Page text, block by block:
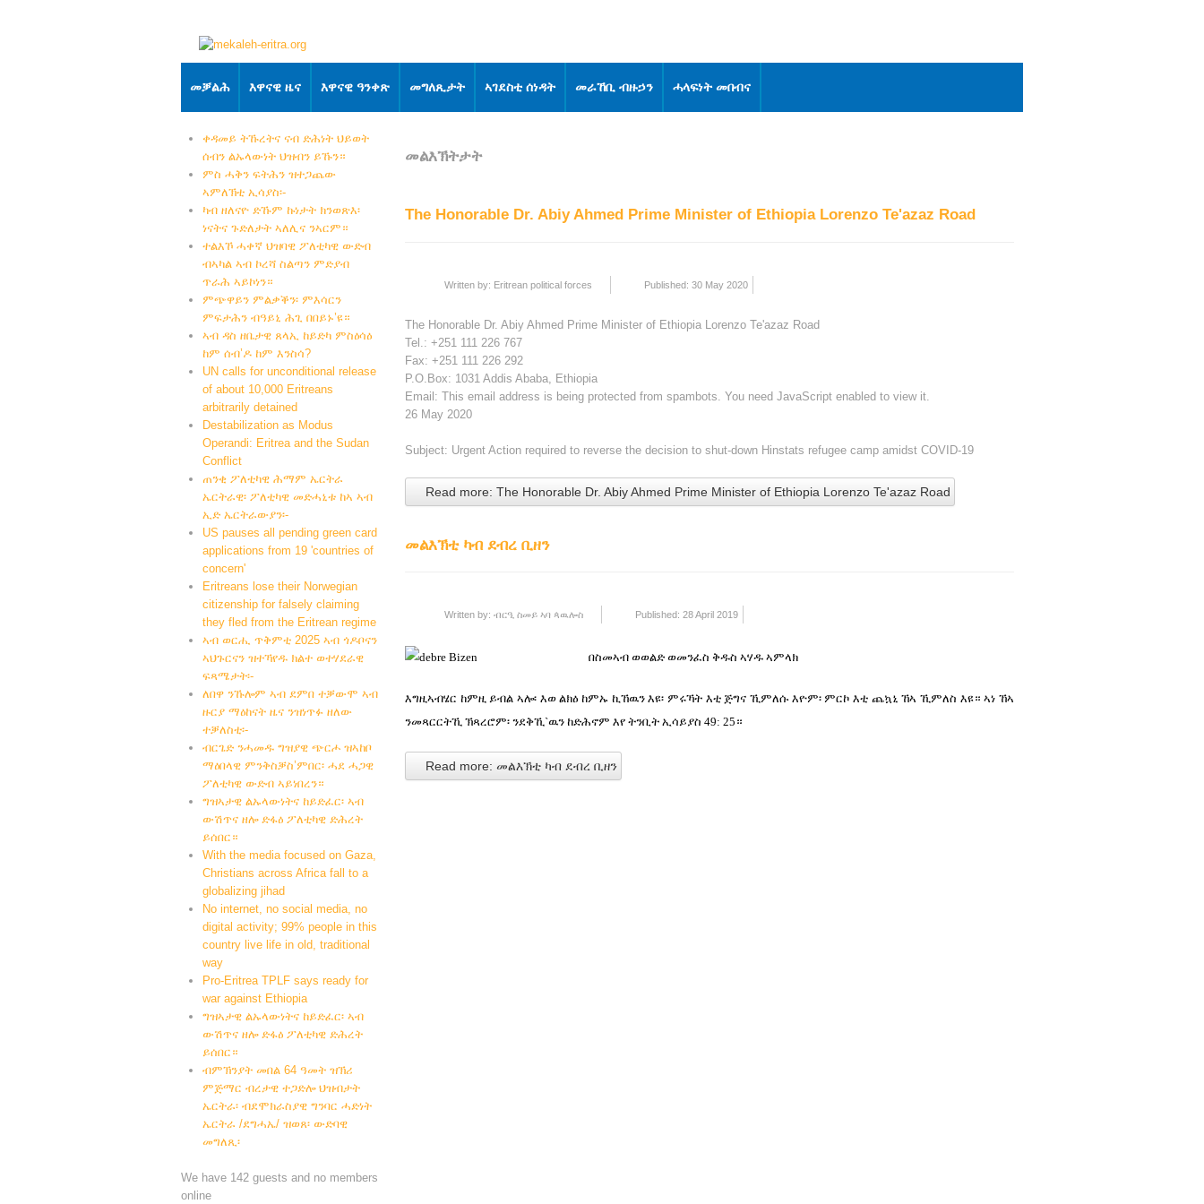
መቓልሕ እዋናዊ ዜና እዋናዊ ዓንቀጽ መግለጺታት ኣገደስቲ ሰነዳት መራኸቢ ብዙኃን ሓላፍነት መበብና
ቀዳመይ ትኹረትና ናብ ድሕነት ህይወት
ሰብን ልኡላውነት ህዝብን ይኹን።
ምስ ሓቅን ፍትሕን ዝተጋጨው
ኣምለኽቲ ኢሳያስ፡-
ካብ ዘለናዮ ድኹም ኩነታት ክንወጽእ፡
ነናትና ጉድለታት ኣለሊና ንኣርም።
ተልእኾ ሓቀኛ ህዝባዊ ፖለቲካዊ ውድብ
ብኣካል ኣብ ኮረሻ ስልጣን ምድያብ
ጥራሕ ኣይኮነን።
ምጭዋይን ምልቃቕን፡ ምእሳርን
ምፍታሕን ብዓይኒ ሕጊ በበይኑ’ዩ።
ኣብ ዳስ ዘቤታዊ ጸላኢ ከይድካ ምስዕሳዕ
ከም ሰብ’ዶ ከም እንስሳ?
UN calls for unconditional release
of about 10,000 Eritreans
arbitrarily detained
Destabilization as Modus
Operandi: Eritrea and the Sudan
Conflict
ጠንቂ ፖለቲካዊ ሕማም ኤርትራ
ኤርትራዊ፡ ፖለቲካዊ መድሓኒቱ ከኣ ኣብ
ኢድ ኤርትራውያን፡-
US pauses all pending green card
applications from 19 'countries of
concern'
Eritreans lose their Norwegian
citizenship for falsely claiming
they fled from the Eritrean regime
ኣብ ወርሒ ጥቅምቲ 2025 ኣብ ጎዶቦናን
ኣህጉርናን ዝተኻየዱ ክልተ ወተሃደራዊ
ፍጻሜታት፡-
ለበዋ ንኹሎም ኣብ ደምበ ተቓውሞ ኣብ
ዙርያ ማዕከናት ዜና ንዝነጥፉ ዘለው
ተቓለስቲ፡-
ብርጌድ ንሓመዱ ግዝያዊ ጭርሖ ዝኣከቦ
ማዕበላዊ ምንቅስቓስ’ምበር፡ ሓደ ሓጋዊ
ፖለቲካዊ ውድብ ኣይነበረን።
ግዝኣታዊ ልኡላውነትና ከይድፈር፡ ኣብ
ውሽጥና ዘሎ ድፋዕ ፖለቲካዊ ድሕረት
ይሰበር።
With the media focused on Gaza,
Christians across Africa fall to a
globalizing jihad
No internet, no social media, no
digital activity; 99% people in this
country live life in old, traditional
way
Pro-Eritrea TPLF says ready for
war against Ethiopia
ግዝኣታዊ ልኡላውነትና ከይድፈር፡ ኣብ
ውሽጥና ዘሎ ድፋዕ ፖለቲካዊ ድሕረት
ይሰበር።
ብምኽንያት መበል 64 ዓመት ዝኽሪ
ምጅማር ብረታዊ ተጋድሎ ህዝብታት
ኤርትራ፡ ብደሞክራስያዊ ግንባር ሓድነት
ኤርትራ /ደግሓኤ/ ዝወጸ፡ ውድባዊ
መግለጺ፡
We have 142 guests and no members
online
መልእኽትታት
The Honorable Dr. Abiy Ahmed Prime Minister of Ethiopia Lorenzo Te'azaz Road
Written by: Eritrean political forces Published: 30 May 2020
The Honorable Dr. Abiy Ahmed Prime Minister of Ethiopia Lorenzo Te'azaz Road
Tel.: +251 111 226 767
Fax: +251 111 226 292
P.O.Box: 1031 Addis Ababa, Ethiopia
Email: This email address is being protected from spambots. You need JavaScript enabled to view it.
26 May 2020
Subject: Urgent Action required to reverse the decision to shut-down Hinstats refugee camp amidst COVID-19
Read more: The Honorable Dr. Abiy Ahmed Prime Minister of Ethiopia Lorenzo Te'azaz Road
መልእኽቲ ካብ ደብረ ቢዘን
Written by: ብርዒ ስመይ ኣባ ጳዉሎስ Published: 28 April 2019
በስመኣብ ወወልድ ወመንፈስ ቅዱስ ኣሃዱ ኣምላክ
እግዚኣብሄር ከምዚ ይብል ኣሎ፡ እወ ልክዕ ከምኡ ኪኸዉን እዩ፡ ምሩኻት እቲ ጅግና ኺምለሱ እዮም፡ ምርኮ እቲ ጨኳኒ ኸኣ ኺምለስ እዩ። ኣነ ኸኣ
ንመጻርርትኺ ኽጻረሮም፡ ንደቅኺ`ዉን ከድሕኖም እየ ትንቢት ኢሳይያስ 49: 25።
Read more: መልእኽቲ ካብ ደብረ ቢዘን